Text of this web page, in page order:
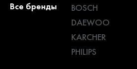
Все бренды BOSCH
DAEWOO
KARCHER
PHILIPS